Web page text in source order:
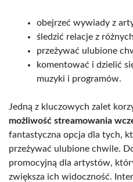
obejrzeć wywiady z
śledzić relacje z
przeżywać ulubione
komentować i dzielić
muzyki i programów.
Jedną z kluczowych zalet
możliwość streamowania
fantastyczna opcja dla tych,
przeżywać ulubione chwile.
promocyjną dla artystów,
zwiększa ich widoczność.